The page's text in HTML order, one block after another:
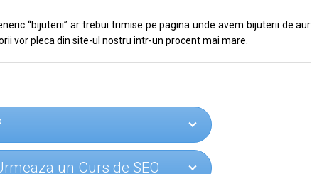
“bijuterii” ar trebui trimise pe pagina unde avem bijuterii de aur
vor pleca din site-ul nostru intr-un procent mai mare.
un Curs de SEO